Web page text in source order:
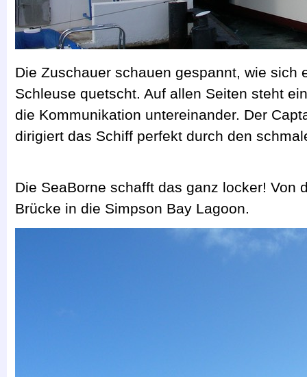
Die Zuschauer schauen gespannt, wie sich
Schleuse quetscht. Auf allen Seiten steht
die Kommunikation untereinander. Der
dirigiert das Schiff perfekt durch den
Die SeaBorne schafft das ganz locker! Von
Brücke in die Simpson Bay Lagoon.